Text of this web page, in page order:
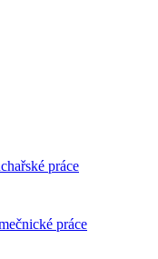
práce
práce